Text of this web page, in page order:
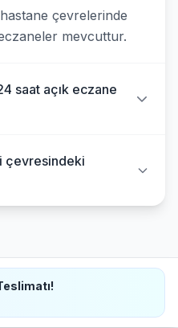
çevrelerinde
mevcuttur.
saat açık eczane
çevresindeki